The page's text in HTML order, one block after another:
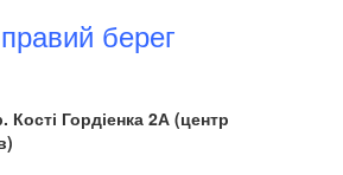
правий берег
Кості Гордіенка 2А (центр